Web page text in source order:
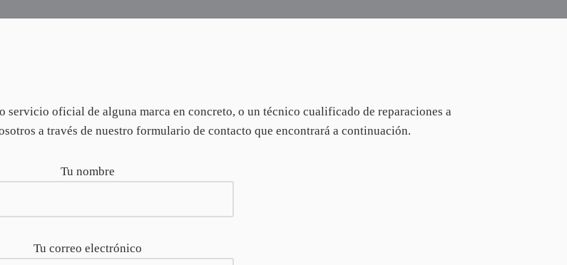
servicio oficial de alguna marca en concreto, o un técnico cualificado de reparaciones a
a través de nuestro formulario de contacto que encontrará a continuación.
Tu nombre
Tu correo electrónico